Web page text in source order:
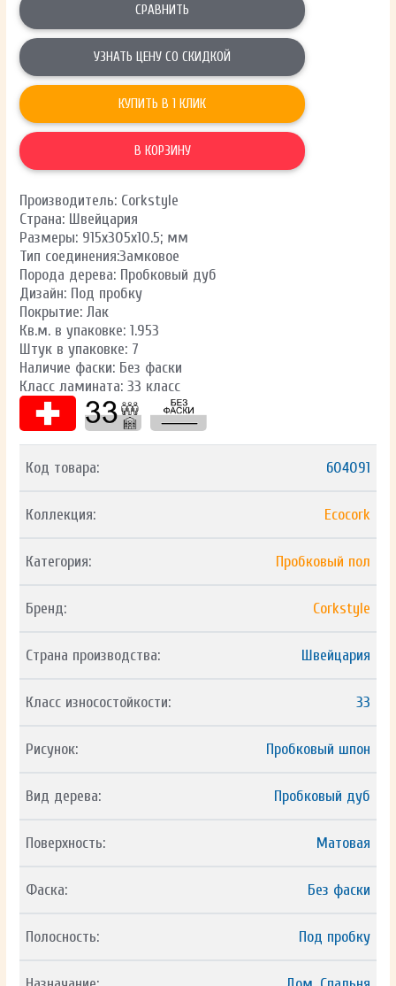
СРАВНИТЬ
УЗНАТЬ ЦЕНУ СО СКИДКОЙ
КУПИТЬ В 1 КЛИК
В КОРЗИНУ
Производитель: Corkstyle
Страна: Швейцария
Размеры: 915х305х10.5; мм
Тип соединения:Замковое
Порода дерева: Пробковый дуб
Дизайн: Под пробку
Покрытие: Лак
Кв.м. в упаковке: 1.953
Штук в упаковке: 7
Наличие фаски: Без фаски
Класс ламината: 33 класс
Код товара: 604091
Коллекция: Ecocork
Категория: Пробковый пол
Бренд: Corkstyle
Страна производства: Швейцария
Класс износостойкости: 33
Рисунок: Пробковый шпон
Вид дерева: Пробковый дуб
Поверхность: Матовая
Фаска: Без фаски
Полосность: Под пробку